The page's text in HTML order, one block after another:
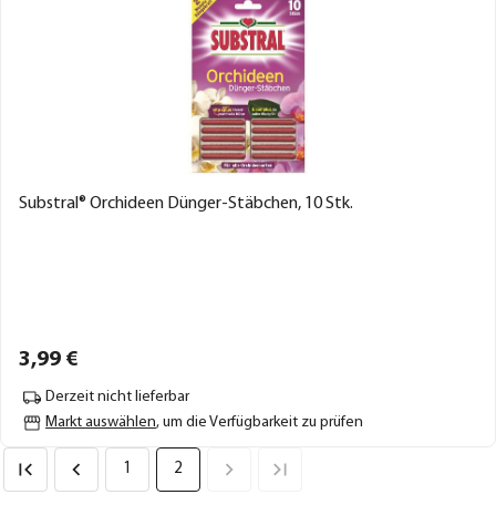
Substral® Orchideen Dünger-Stäbchen, 10 Stk.
3,99 €
Derzeit nicht lieferbar
Markt auswählen, um die Verfügbarkeit zu prüfen
1 2